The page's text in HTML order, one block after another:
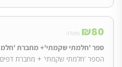
₪80 ומעלה
ספר 'חלמתי שקמתי'+ מחברת
הספר 'חלמתי שקמתי' + מחברת דפים